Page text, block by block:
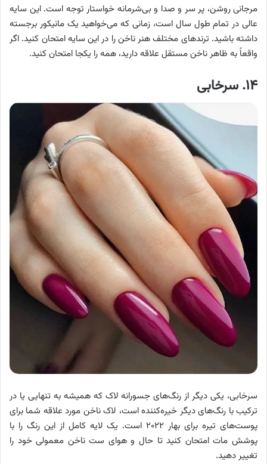
مرجانی روشن، پر سر و صدا و بی‌شرمانه خواستار توجه است. این سایه
عالی در تمام طول سال است، زمانی که می‌خواهید یک مانیکور برجسته
داشته باشید. ترندهای مختلف هنر ناخن را در این سایه امتحان کنید. اگر
واقعاً به ظاهر ناخن مستقل علاقه دارید، همه را یکجا امتحان کنید.
۱۴. سرخابی
سرخابی، یکی دیگر از رنگ‌های جسورانه لاک که همیشه به تنهایی یا در
ترکیب با رنگ‌های دیگر خیره‌کننده است، لاک ناخن مورد علاقه شما برای
پوست‌های تیره برای بهار ۲۰۲۲ است. یک لایه کامل از این رنگ را با
پوشش مات امتحان کنید تا حال و هوای ست ناخن معمولی خود را
تغییر دهید.